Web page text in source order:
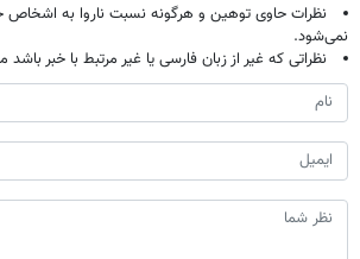
نظرات حاوی توهین و هرگونه نسبت ناروا به
نمی‌شود.
نظراتی که غیر از زبان فارسی یا غیر مرتبط با خبر